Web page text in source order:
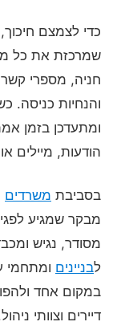
כדי לצמצם
שמרכזת את כל
חניה, מספרי קשר
והנחיות כניסה.
ומתעדכן בזמן
הודעות, מיילים
בסביבת משרדים
מבקר שמגיע
מסודר, נגיש
לבניינים ומתחמי
במקום אחד
דיירים וצוותי